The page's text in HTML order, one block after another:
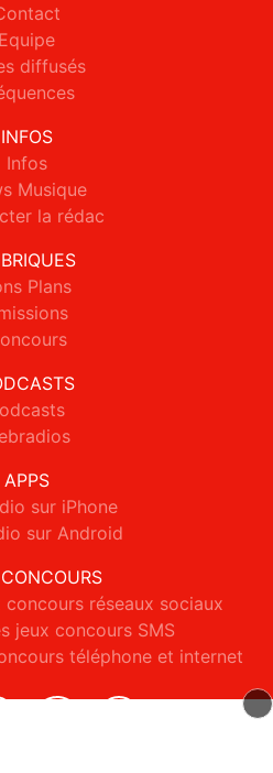
Equipe
diffusés
INFOS
Infos
Musique
la rédac
Plans
APPS
sur iPhone
sur Android
concours réseaux sociaux
jeux concours SMS
téléphone et internet